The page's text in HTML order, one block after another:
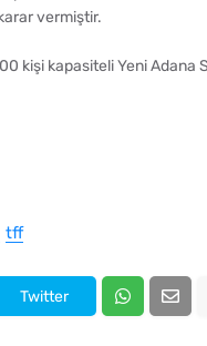
vermiştir.
kişi kapasiteli Yeni
tff
Twitter